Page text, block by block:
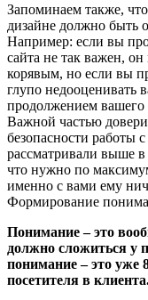
Запоминаем также,
дизайне должно быть
Например: если вы
сайта не так важен,
корявым, но если вы
глупо недооценивать
продолжением вашего
Важной частью
безопасности работы
рассматривали выше
что нужно по
именно с вами ему
Формирование
Понимание – это
должно сложиться у
понимание – это уже
посетителя в